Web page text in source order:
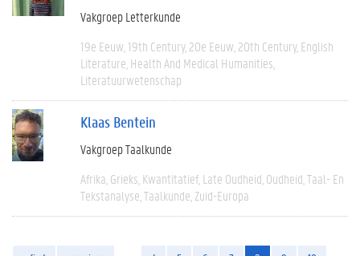
Vakgroep Letterkunde
19e Eeuw 19th Century 20e Eeuw 20th Century English
Literature Health And Medical Humanities
Literatuurwetenschap
Klaas Bentein
Vakgroep Taalkunde
Afrika Grieks Kwantitatief Late Oudheid Oudheid Taal- En
Tekstanalyse Taalkunde Zuid-Europa